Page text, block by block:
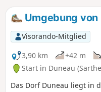
Umgebung von
Visorando-Mitglied
3,90 km
+42 m
Start in Duneau
Das Dorf Duneau liegt in